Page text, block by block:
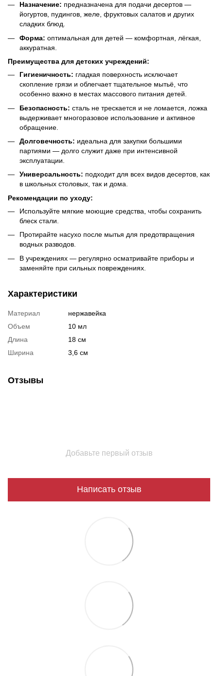
Назначение: предназначена для подачи десертов —
йогуртов, пудингов, желе, фруктовых салатов и других
сладких блюд.
Форма: оптимальная для детей — комфортная, лёгкая,
аккуратная.
Преимущества для детских учреждений:
Гигиеничность: гладкая поверхность исключает
скопление грязи и облегчает тщательное мытьё, что
особенно важно в местах массового питания детей.
Безопасность: сталь не трескается и не ломается, ложка
выдерживает многоразовое использование и активное
обращение.
Долговечность: идеальна для закупки большими
партиями — долго служит даже при интенсивной
эксплуатации.
Универсальность: подходит для всех видов десертов, как
в школьных столовых, так и дома.
Рекомендации по уходу:
Используйте мягкие моющие средства, чтобы сохранить
блеск стали.
Протирайте насухо после мытья для предотвращения
водных разводов.
В учреждениях — регулярно осматривайте приборы и
заменяйте при сильных повреждениях.
Характеристики
Материал
нержавейка
Объем
10 мл
Длина
18 см
Ширина
3,6 см
Отзывы
Добавьте первый отзыв
Написать отзыв